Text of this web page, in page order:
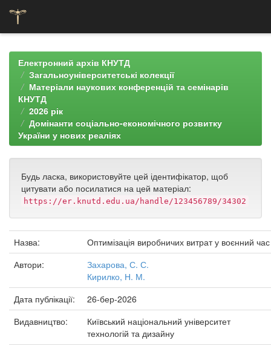
navigationЕлектронний архів КНУТД
Загальноуніверситетські колекції
Матеріали наукових конференцій та семінарів
КНУТД
2026 рік
Домінанти соціально-економічного розвитку
України у нових реаліях
Будь ласка, використовуйте цей ідентифікатор, щоб
цитувати або посилатися на цей матеріал:
https://er.knutd.edu.ua/handle/123456789/34302
Назва:
Оптимізація виробничих витрат у воєнний час
Автори:
Захарова, С. С.
Кирилко, Н. М.
Дата публікації:
26-бер-2026
Видавництво:
Київський національний університет
технологій та дизайну